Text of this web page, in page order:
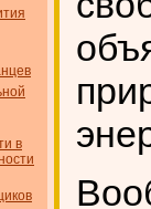
в